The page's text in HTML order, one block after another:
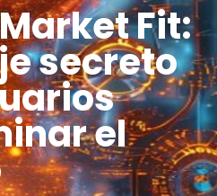
Fit:
secreto
el